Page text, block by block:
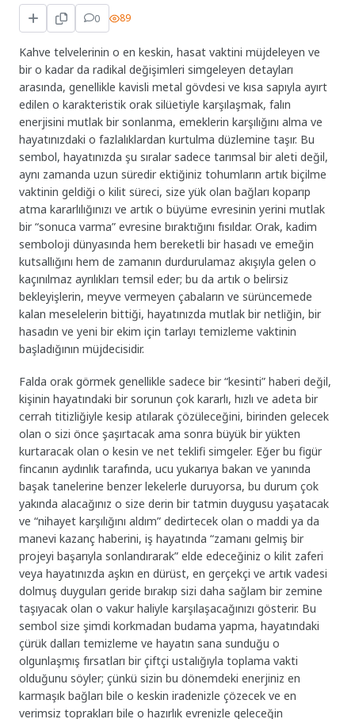
0 89
Kahve telvelerinin o en keskin, hasat vaktini müjdeleyen ve
bir o kadar da radikal değişimleri simgeleyen detayları
arasında, genellikle kavisli metal gövdesi ve kısa sapıyla ayırt
edilen o karakteristik orak silüetiyle karşılaşmak, falın
enerjisini mutlak bir sonlanma, emeklerin karşılığını alma ve
hayatınızdaki o fazlalıklardan kurtulma düzlemine taşır. Bu
sembol, hayatınızda şu sıralar sadece tarımsal bir aleti değil,
aynı zamanda uzun süredir ektiğiniz tohumların artık biçilme
vaktinin geldiği o kilit süreci, size yük olan bağları koparıp
atma kararlılığınızı ve artık o büyüme evresinin yerini mutlak
bir “sonuca varma” evresine bıraktığını fısıldar. Orak, kadim
semboloji dünyasında hem bereketli bir hasadı ve emeğin
kutsallığını hem de zamanın durdurulamaz akışıyla gelen o
kaçınılmaz ayrılıkları temsil eder; bu da artık o belirsiz
bekleyişlerin, meyve vermeyen çabaların ve sürüncemede
kalan meselelerin bittiği, hayatınızda mutlak bir netliğin, bir
hasadın ve yeni bir ekim için tarlayı temizleme vaktinin
başladığının müjdecisidir.
Falda orak görmek genellikle sadece bir “kesinti” haberi değil,
kişinin hayatındaki bir sorunun çok kararlı, hızlı ve adeta bir
cerrah titizliğiyle kesip atılarak çözüleceğini, birinden gelecek
olan o sizi önce şaşırtacak ama sonra büyük bir yükten
kurtaracak olan o kesin ve net teklifi simgeler. Eğer bu figür
fincanın aydınlık tarafında, ucu yukarıya bakan ve yanında
başak tanelerine benzer lekelerle duruyorsa, bu durum çok
yakında alacağınız o size derin bir tatmin duygusu yaşatacak
ve “nihayet karşılığını aldım” dedirtecek olan o maddi ya da
manevi kazanç haberini, iş hayatında “zamanı gelmiş bir
projeyi başarıyla sonlandırarak” elde edeceğiniz o kilit zaferi
veya hayatınızda aşkın en dürüst, en gerçekçi ve artık vadesi
dolmuş duyguları geride bırakıp sizi daha sağlam bir zemine
taşıyacak olan o vakur haliyle karşılaşacağınızı gösterir. Bu
sembol size şimdi korkmadan budama yapma, hayatındaki
çürük dalları temizleme ve hayatın sana sunduğu o
olgunlaşmış fırsatları bir çiftçi ustalığıyla toplama vakti
olduğunu söyler; çünkü sizin bu dönemdeki enerjiniz en
karmaşık bağları bile o keskin iradenizle çözecek ve en
verimsiz toprakları bile o hazırlık evrenizle geleceğin